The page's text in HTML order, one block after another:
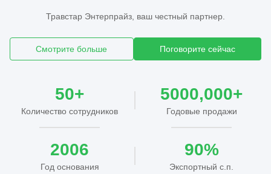
Травстар Энтерпрайз, ваш честный партнер.
Смотрите больше Поговорите сейчас
50+
Количество сотрудников
5000,000+
Годовые продажи
2006
Год основания
90%
Экспортный с.п.